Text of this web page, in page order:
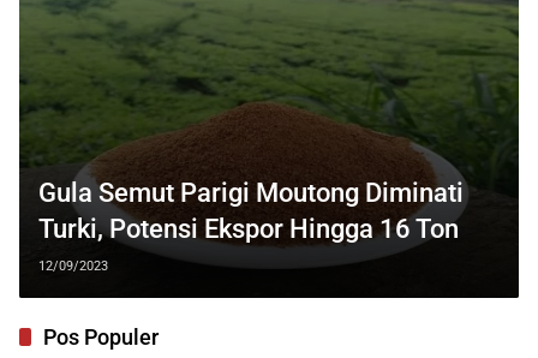
Gula Semut Parigi Moutong Diminati
Turki, Potensi Ekspor Hingga 16 Ton
12/09/2023
Pos Populer